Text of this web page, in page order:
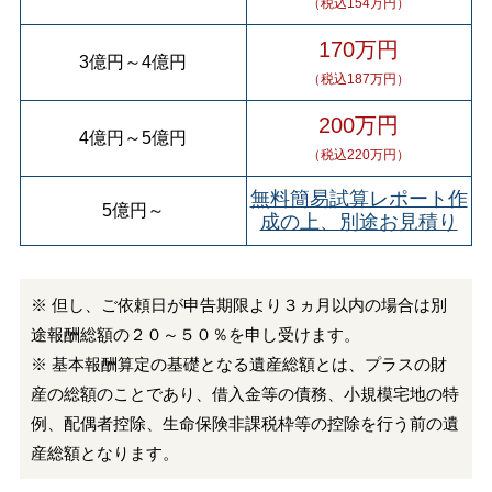
（税込154万円）
3億円 ～4億円 170万円
（税込187万円）
4億円 ～5億円 200万円
（税込220万円）
5億円 ～
無料簡易試算レポート作
成の上、別途お見積り
※ 但し、ご依頼日が申告期限より３ヵ月以内の場合は別
途報酬総額の２０～５０％を申し受けます。
※ 基本報酬算定の基礎となる遺産総額とは、プラスの財
産の総額のことであり、借入金等の債務、小規模宅地の特
例、配偶者控除、生命保険非課税枠等の控除を行う前の遺
産総額となります。